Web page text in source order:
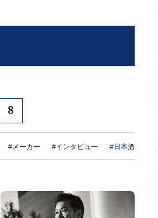
8
#メーカー #インタビュー #日本酒